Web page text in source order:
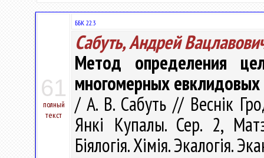
61
полный
текст
ББК 22.3
Сабуть, Андрей
Метод определения
многомерных евклидовых
/ А. В. Сабуть // Веснік
Янкі Купалы. Сер. 2,
Біялогія. Хімія. Экалогія.